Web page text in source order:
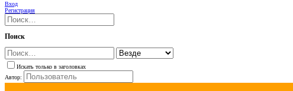
Вход
Регистрация
Поиск
Искать только в заголовках
Автор: